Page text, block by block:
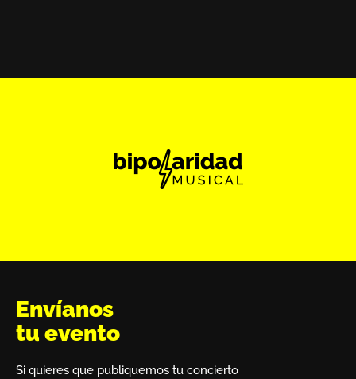
Envíanos
tu evento
Si quieres que publiquemos tu concierto